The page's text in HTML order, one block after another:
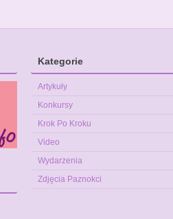
Kategorie
Artykuły
Konkursy
Krok Po Kroku
Video
Wydarzenia
Zdjęcia Paznokci